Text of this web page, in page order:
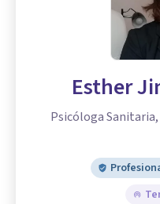
Esther
Psicóloga